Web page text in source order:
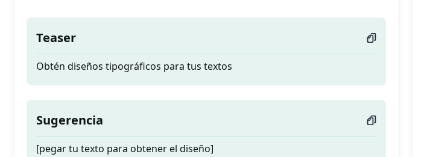
Teaser
Obtén diseños tipográficos para tus textos
Sugerencia
[pegar tu texto para obtener el diseño]